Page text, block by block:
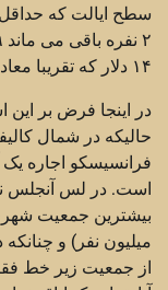
۱۴ دلار که تقریبا معادل یک وعده غذا برای دو نفر است.
حالیکه در شمال
است. در لس آنجلس
از جمعیت زیر خط